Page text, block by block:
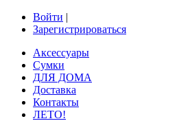
Войти |
Зарегистрироваться
Аксессуары
Сумки
ДЛЯ ДОМА
Доставка
Контакты
ЛЕТО!